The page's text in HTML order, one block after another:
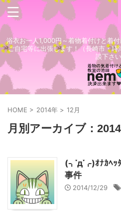
浴衣お一人1,000円～着物着付けと着
ご自宅等に出張します！（長崎市・
談下さ
HOME > 2014年 > 12月
月別アーカイブ：
(⌍་д་⌌)ｵﾅｶﾍ
事件
2014/12/29